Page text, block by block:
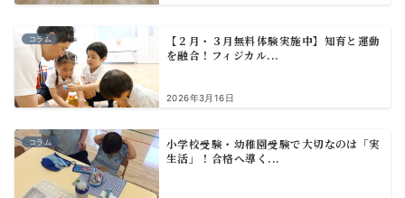
コラム
【２月・３月無料体験実施中】知育と運動
を融合！フィジカル...
2026年3月16日
コラム
小学校受験・幼稚園受験で大切なのは「実
生活」！合格へ導く...